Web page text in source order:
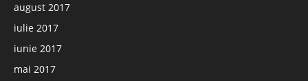
august 2017
iulie 2017
iunie 2017
mai 2017